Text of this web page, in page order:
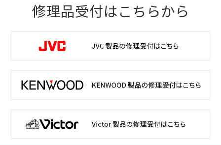
修理品受付はこちらから